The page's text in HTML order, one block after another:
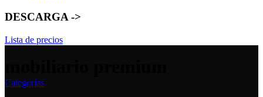
DESCARGA ->
Lista de precios
Categorías